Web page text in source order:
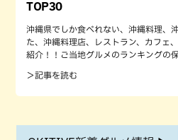
TOP30
沖縄県でしか食べれない、沖縄料理、
た、沖縄料理店、レストラン、カフェ
紹介！！ご当地グルメのランキングの保
＞記事を読む